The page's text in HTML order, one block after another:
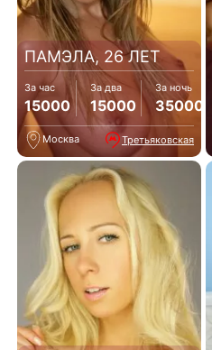
ПАМЭЛА, 26 ЛЕТ
За час
15000
За два
15000
За ночь
35000
Москва Третьяковская